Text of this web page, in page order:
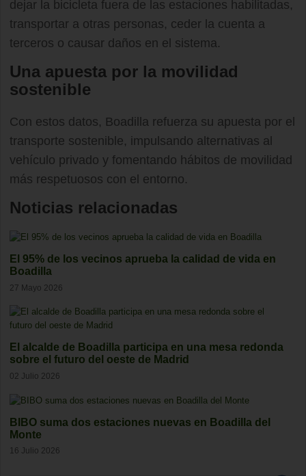
dejar la bicicleta fuera de las estaciones habilitadas,
transportar a otras personas, ceder la cuenta a
terceros o causar daños en el sistema.
Una apuesta por la movilidad
sostenible
Con estos datos, Boadilla refuerza su apuesta por el
transporte sostenible, impulsando alternativas al
vehículo privado y fomentando hábitos de movilidad
más respetuosos con el entorno.
Noticias relacionadas
El 95% de los vecinos aprueba la calidad de vida en
Boadilla
27 Mayo 2026
El alcalde de Boadilla participa en una mesa redonda
sobre el futuro del oeste de Madrid
02 Julio 2026
BIBO suma dos estaciones nuevas en Boadilla del
Monte
16 Julio 2026